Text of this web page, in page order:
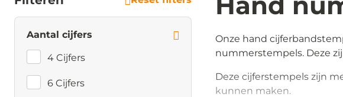
Onze hand
nummerstempels. Deze
Deze cijferstempels zijn
kunnen maken.
Aantal cijfers
4 Cijfers
6 Cijfers